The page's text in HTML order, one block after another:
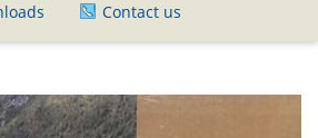
Contact us